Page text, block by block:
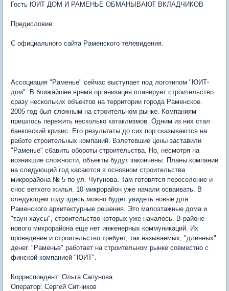
Гость ЮИТ ДОМ И РАМЕНЬЕ ОБМАНЫВАЮТ ВКЛАДЧИКОВ
Предисловие.
С официального сайта Раменского телевидения.
Ассоциация "Раменье" сейчас выступает под логотипом "ЮИТ-
дом". В ближайшее время организация планирует строительство
сразу нескольких объектов на территории города Раменское.
2005 год был сложным на строительном рынке. Компаниям
пришлось пережить несколько катаклизмов. Одним из них стал
банковский кризис. Его результаты до сих пор сказываются на
работе строительных компаний. Взлетевшие цены заставили
"Раменье" сбавить обороты строительства. Но, несмотря на
возникшие сложности, объекты будут закончены. Планы компании
на следующий год касаются в основном строительства
микрорайона № 5 по ул. Чугунова. Там готовятся переселение и
снос ветхого жилья. 10 микрорайон уже начали осваивать. В
следующем году здесь можно будет увидеть новые для
Раменского архитектурные решения. Это малоэтажные дома и
"таун-хаусы", строительство которых уже началось. В районе
нового микрорайона еще нет инженерных коммуникаций. Их
проведение и строительство требует, так называемых, "длинных"
денег. "Раменье" работает на строительном рынке совместно с
финской компанией "ЮИТ".
Корреспондент: Ольга Сапунова
Оператор: Сергей Ситников